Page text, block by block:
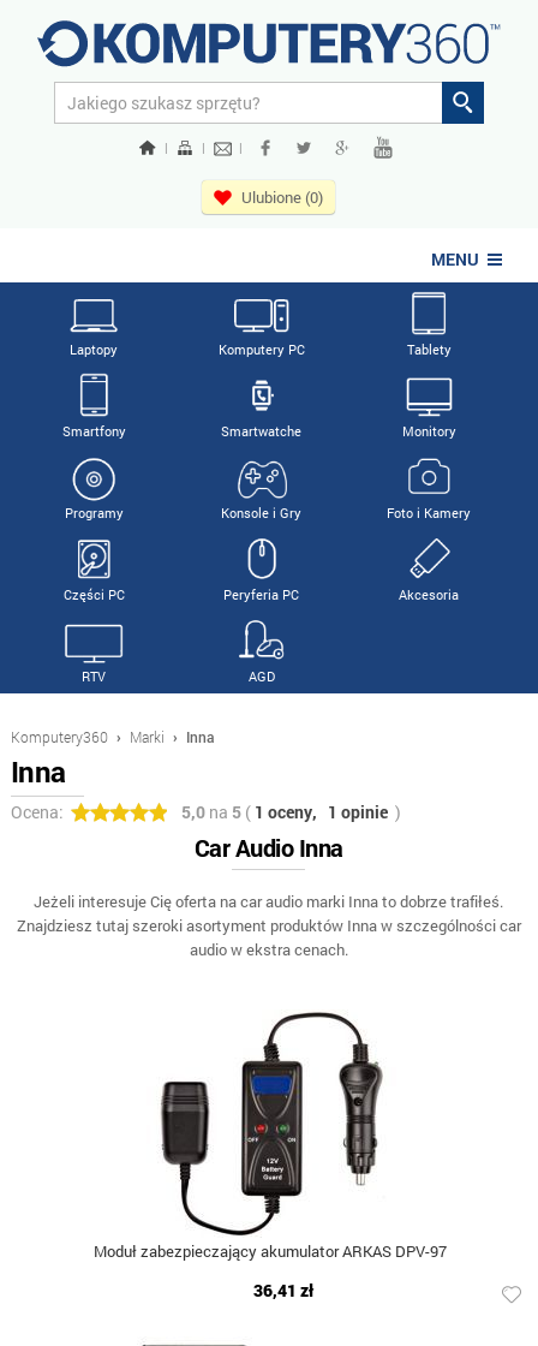
| | |
Ulubione (0)
MENU
Laptopy Komputery PC Tablety
Smartfony Smartwatche Monitory
Programy Konsole i Gry Foto i Kamery
Części PC Peryferia PC Akcesoria
RTV AGD
Komputery360 › Marki › Inna
Inna
Ocena: 5,0na 5( 1 oceny, 1 opinie )
Car Audio Inna
Jeżeli interesuje Cię oferta na car audio marki Inna to dobrze trafiłeś.
Znajdziesz tutaj szeroki asortyment produktów Inna w szczególności car
audio w ekstra cenach.
Moduł zabezpieczający akumulator ARKAS DPV-97
36,41 zł